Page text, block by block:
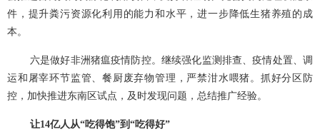
件，提升粪污资源化利用的能力和水平，进一步降低生猪养殖的成
本。
六是做好非洲猪瘟疫情防控。继续强化监测排查、疫情处置、调
运和屠宰环节监管、餐厨废弃物管理，严禁泔水喂猪。抓好分区防
控，加快推进东南区试点，及时发现问题，总结推广经验。
让14亿人从“吃得饱”到“吃得好”